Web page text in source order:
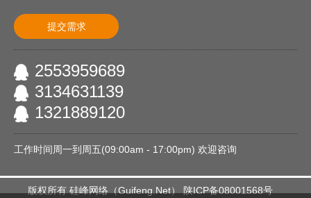
提交需求
2553959689
3134631139
1321889120
工作时间周一到周五(09:00am - 17:00pm) 欢迎咨询
版权所有 硅峰网络（Guifeng.Net） 陕ICP备08001568号